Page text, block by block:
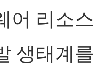
어 리소
생태계